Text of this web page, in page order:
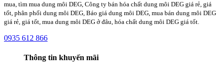
mua, tìm mua dung môi DEG, Công ty bán hóa chất dung môi DEG giá rẻ, giá
tốt, phân phối dung môi DEG, Báo giá dung môi DEG, mua bán dung môi DEG
giá rẻ, giá tốt, mua dung môi DEG ở đâu, hóa chất dung môi DEG giá tốt.
0935 612 866
Thông tin khuyến mãi